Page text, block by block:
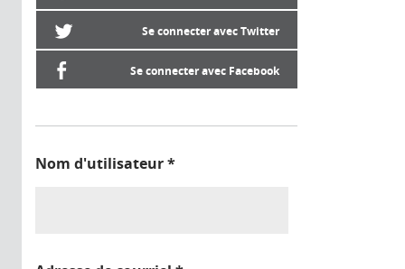
Se connecter avec Twitter
Se connecter avec Facebook
Nom d'utilisateur*